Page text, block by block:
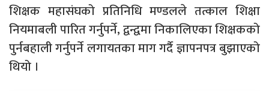
शिक्षक महासंघको प्रतिनिधि मण्डलले तत्काल शिक्षा
नियमाबली पारित गर्नुपर्ने, द्वन्द्वमा निकालिएका शिक्षकको
पुर्नबहाली गर्नुपर्ने लगायतका माग गर्दै ज्ञापनपत्र बुझाएको
थियो ।